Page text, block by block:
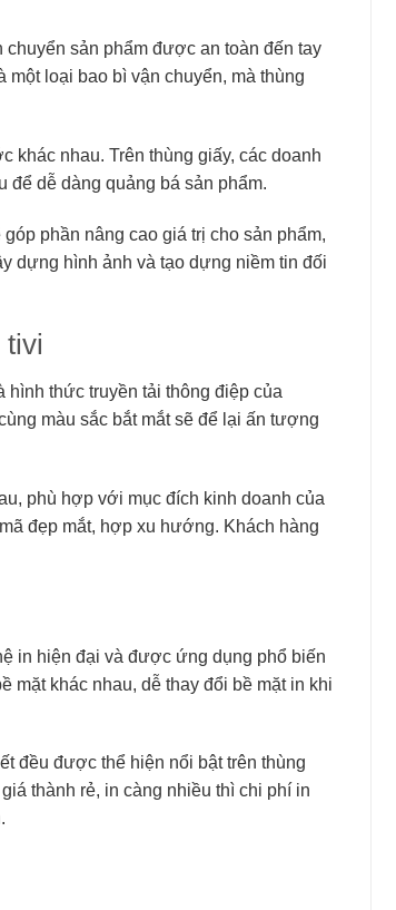
sản phẩm được an toàn đến tay
loại bao bì vận chuyển, mà thùng
khác nhau. Trên thùng giấy, các doanh
để dễ dàng quảng bá sản phẩm.
phần nâng cao giá trị cho sản phẩm,
dựng hình ảnh và tạo dựng niềm tin đối
tivi
thức truyền tải thông điệp của
màu sắc bắt mắt sẽ để lại ấn tượng
phù hợp với mục đích kinh doanh của
đẹp mắt, hợp xu hướng. Khách hàng
in hiện đại và được ứng dụng phổ biến
mặt khác nhau, dễ thay đổi bề mặt in khi
đều được thể hiện nổi bật trên thùng
thành rẻ, in càng nhiều thì chi phí in